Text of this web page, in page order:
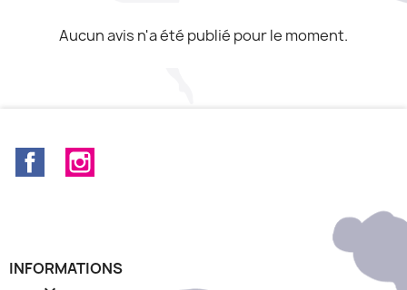
Aucun avis n'a été publié pour le moment.
Facebook
INFORMATIONS